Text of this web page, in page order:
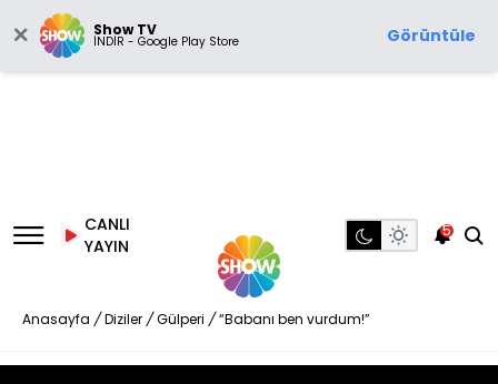
Show TV
İNDİR - Google Play Store Görüntüle
CANLI
YAYIN
5
Anasayfa / Diziler / Gülperi / “Babanı ben vurdum!”